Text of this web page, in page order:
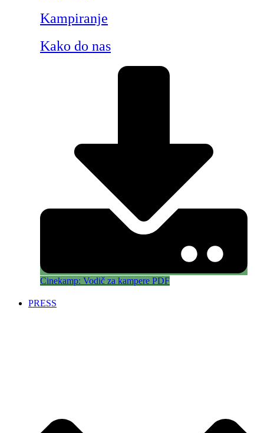
Kampiranje
Kako do nas
Cinekamp: Vodič za kampere PDF
PRESS